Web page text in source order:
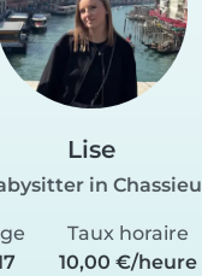
Lise
in Chassieu
Taux horaire
10,00 €/heure